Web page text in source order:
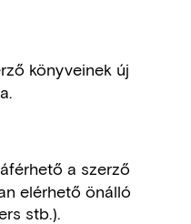
könyveinek új
a szerző
elérhető önálló
stb.).